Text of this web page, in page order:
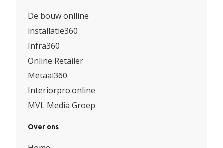
De bouw onlline
installatie360
Infra360
Online Retailer
Metaal360
Interiorpro.online
MVL Media Groep
Over ons